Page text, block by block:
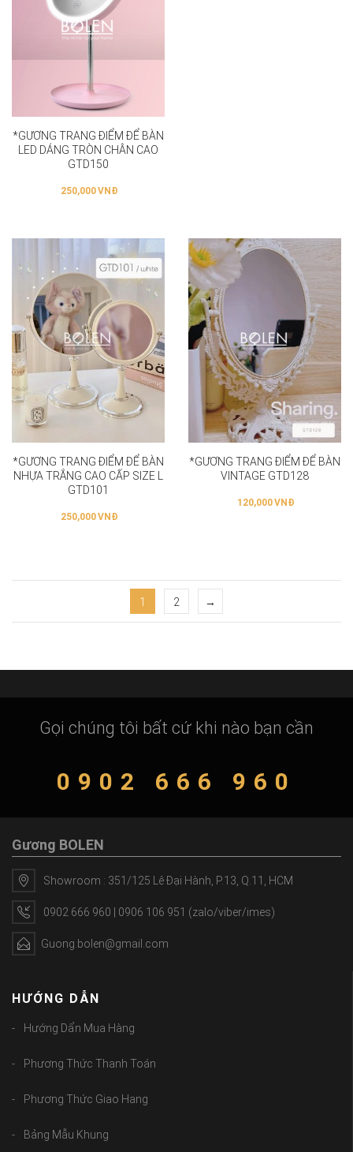
*GƯƠNG TRANG ĐIỂM ĐỂ BÀN
LED DÁNG TRÒN CHÂN CAO
GTD150
250,000VNĐ
*GƯƠNG TRANG ĐIỂM ĐỂ BÀN
NHỰA TRẮNG CAO CẤP SIZE L
GTD101
250,000VNĐ
*GƯƠNG TRANG ĐIỂM ĐỂ BÀN
VINTAGE GTD128
120,000VNĐ
1 2 →
Gọi chúng tôi bất cứ khi nào bạn cần
0902 666 960
Gương BOLEN
Showroom : 351/125 Lê Đại Hành, P.13, Q.11, HCM
0902 666 960 | 0906 106 951 (zalo/viber/imes)
Guong.bolen@gmail.com
HƯỚNG DẪN
Hướng Dẩn Mua Hàng
Phương Thức Thanh Toán
Phương Thức Giao Hang
Bảng Mẫu Khung